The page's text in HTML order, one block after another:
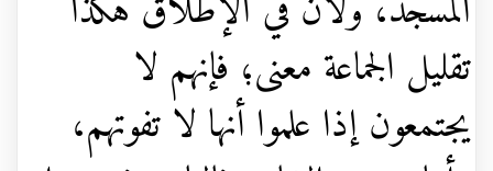
تقليل الجماعة معنى؛ فإنهم لا
يجتمعون إذا علموا أنها لا تفوتهم،